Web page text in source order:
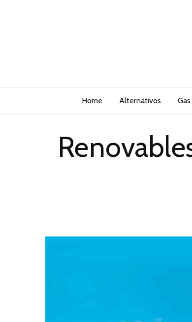
Home Alternativos